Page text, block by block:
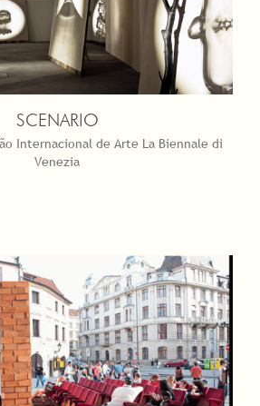
SCENARIO
Internacional de Arte La Biennale di
Venezia